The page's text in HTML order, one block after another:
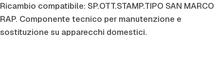
Ricambio compatibile: SP.OTT.STAMP.TIPO SAN MARCO
RAP. Componente tecnico per manutenzione e
sostituzione su apparecchi domestici.